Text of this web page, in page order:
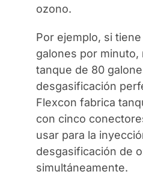
ozono.
Por ejemplo, si
galones por minuto,
tanque de 80
desgasificación
Flexcon fabrica
con cinco
usar para la
desgasificación de
simultáneamente.